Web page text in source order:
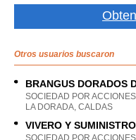
Otros usuarios buscaron
BRANGUS DORADOS
SOCIEDAD POR
LA DORADA, CALDAS
VIVERO Y
SOCIEDAD POR